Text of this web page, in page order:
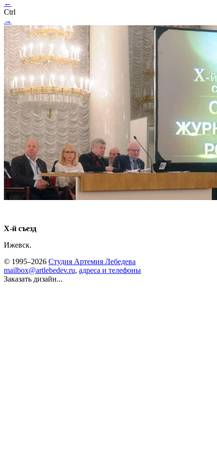
←
Ctrl
→
Х-й съезд
Ижевск.
© 1995–2026 Студия Артемия Лебедева
mailbox@artlebedev.ru, адреса и телефоны
Заказать дизайн...